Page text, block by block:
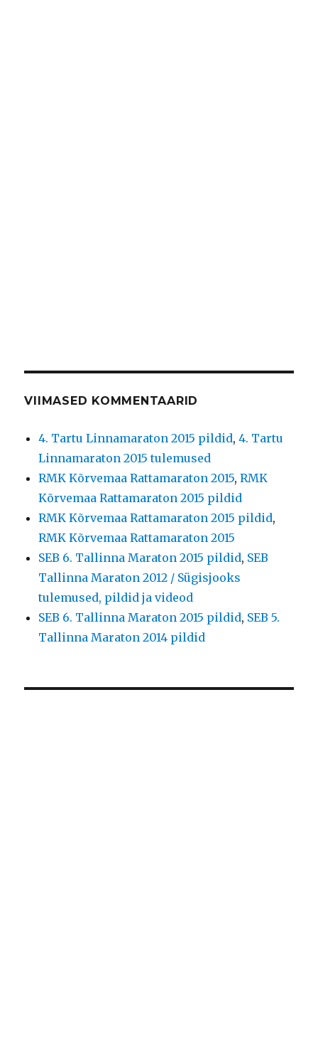
VIIMASED KOMMENTAARID
4. Tartu Linnamaraton 2015 pildid,4. Tartu
Linnamaraton 2015 tulemused
RMK Kõrvemaa Rattamaraton 2015,RMK
Kõrvemaa Rattamaraton 2015 pildid
RMK Kõrvemaa Rattamaraton 2015 pildid,
RMK Kõrvemaa Rattamaraton 2015
SEB 6. Tallinna Maraton 2015 pildid, SEB
Tallinna Maraton 2012 / Sügisjooks
tulemused, pildid ja videod
SEB 6. Tallinna Maraton 2015 pildid, SEB 5.
Tallinna Maraton 2014 pildid